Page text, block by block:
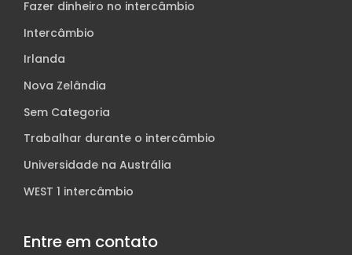
Fazer dinheiro no intercâmbio
Intercâmbio
Irlanda
Nova Zelândia
Sem Categoria
Trabalhar durante o intercâmbio
Universidade na Austrália
WEST 1 intercâmbio
Entre em contato